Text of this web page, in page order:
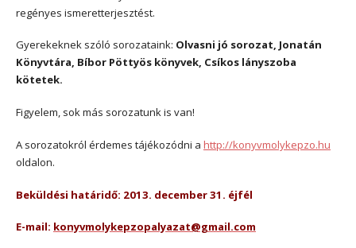
regényes ismeretterjesztést.
Gyerekeknek szóló sorozataink: Olvasni jó sorozat, Jonatán
Könyvtára, Bíbor Pöttyös könyvek, Csíkos lányszoba
kötetek.
Figyelem, sok más sorozatunk is van!
A sorozatokról érdemes tájékozódni a http://konyvmolykepzo.hu
oldalon.
Beküldési határidő: 2013. december 31. éjfél
E-mail: konyvmolykepzopalyazat@gmail.com